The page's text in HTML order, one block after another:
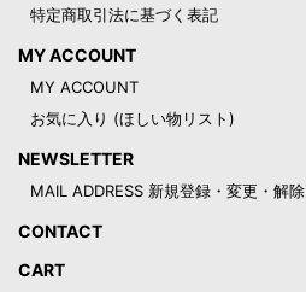
特定商取引法に基づく表記
MY ACCOUNT
MY ACCOUNT
お気に入り (ほしい物リスト)
NEWSLETTER
MAIL ADDRESS 新規登録・変更・解除
CONTACT
CART